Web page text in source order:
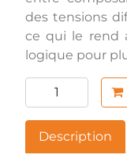
des tensions
ce qui le rend
logique pour
Description